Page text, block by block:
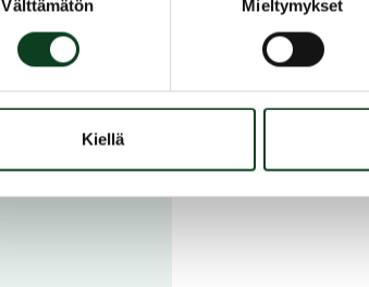
Välttämätön Mieltymykset
Kiellä